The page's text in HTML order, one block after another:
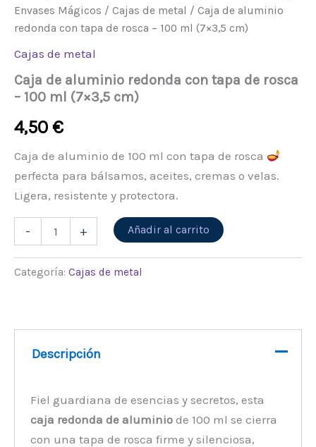
Envases Mágicos / Cajas de metal / Caja de aluminio
redonda con tapa de rosca – 100 ml (7×3,5 cm)
Cajas de metal
Caja de aluminio redonda con tapa de rosca
– 100 ml (7×3,5 cm)
4,50 €
Caja de aluminio de 100 ml con tapa de rosca
perfecta para bálsamos, aceites, cremas o velas.
Ligera, resistente y protectora.
- + Añadir al carrito
Categoría: Cajas de metal
Descripción
Fiel guardiana de esencias y secretos, esta
caja redonda de aluminio de 100 ml se cierra
con una tapa de rosca firme y silenciosa,